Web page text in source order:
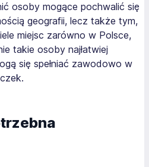
osoby mogące pochwalić się
geografii, lecz także tym,
miejsc zarówno w Polsce,
takie osoby najłatwiej
się spełniać zawodowo w